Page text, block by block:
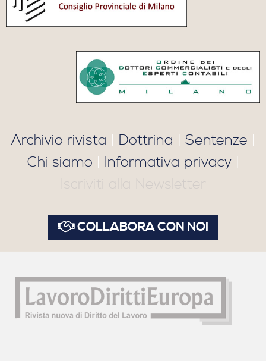
Archivio rivista | Dottrina | Sentenze |
Chi siamo | Informativa privacy|
COLLABORA CON NOI